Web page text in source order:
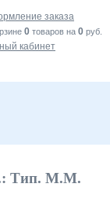
заказа
0 товаров на 0 руб.
кабинет
Тип. М.М.